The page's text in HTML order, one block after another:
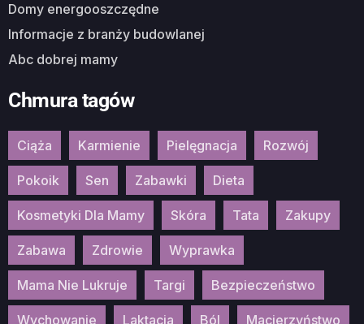
Domy energooszczędne
Informacje z branży budowlanej
Abc dobrej mamy
Chmura tagów
Ciąża Karmienie Pielęgnacja Rozwój
Pokoik Sen Zabawki Dieta
Kosmetyki Dla Mamy Skóra Tata Zakupy
Zabawa Zdrowie Wyprawka
Mama Nie Lukruje Targi Bezpieczeństwo
Wychowanie Laktacja Ból Macierzyństwo